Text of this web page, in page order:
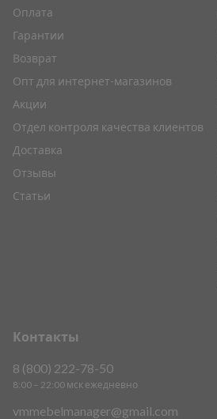
Контакты
8 (800) 222-78-50
8:00 – 22:00 мск ежедневно
vmmebelmanager@gmail.com
Оплата
Гарантии
Возврат
Опт для интернет-магазинов
Акции
Отдел контроля качества клиентов
Доставка
Отзывы
Статьи